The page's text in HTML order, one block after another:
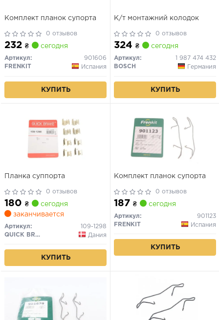
Комплект планок супорта
0 отзывов
232 ₴ сегодня
Артикул:
901606
FRENKIT
Испания
КУПИТЬ
К/т монтажний колодок
0 отзывов
324 ₴ сегодня
Артикул:
1 987 474 432
BOSCH
Германия
КУПИТЬ
Планка суппорта
0 отзывов
180 ₴
сегодня
заканчивается
Артикул:
109-1298
QUICK BRAKE
Дания
КУПИТЬ
Комплект планок супорта
0 отзывов
187 ₴ сегодня
Артикул:
901123
FRENKIT
Испания
КУПИТЬ